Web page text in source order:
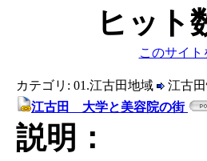
ヒット
このサイト
カテゴリ: 01.江古田地域
江古
江古田 大学と美容院の街
説明：